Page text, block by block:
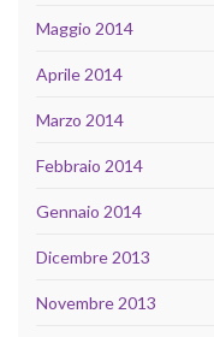
Maggio 2014
Aprile 2014
Marzo 2014
Febbraio 2014
Gennaio 2014
Dicembre 2013
Novembre 2013